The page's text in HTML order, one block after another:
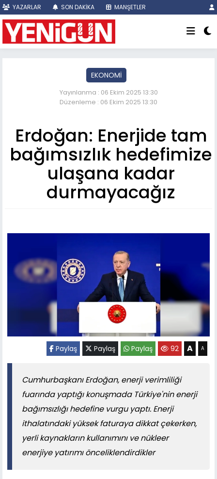
YAZARLAR SON DAKİKA MANŞETLER
EKONOMİ
Yayınlanma : 06 Ekim 2025 13:30
Düzenleme : 06 Ekim 2025 13:30
Erdoğan: Enerjide tam
bağımsızlık hedefimize
ulaşana kadar
durmayacağız
Paylaş Paylaş Paylaş 92 A A
Cumhurbaşkanı Erdoğan, enerji verimliliği
fuarında yaptığı konuşmada Türkiye'nin enerji
bağımsızlığı hedefine vurgu yaptı. Enerji
ithalatındaki yüksek faturaya dikkat çekerken,
yerli kaynakların kullanımını ve nükleer
enerjiye yatırımı önceliklendirdikler